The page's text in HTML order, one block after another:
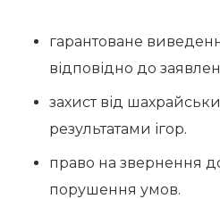
гарантоване
відповідно до
захист від
результатами ігор.
право на звернення
порушення умов.